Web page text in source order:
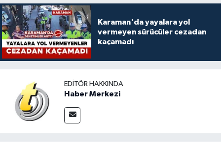
Karaman'da yayalara yol
vermeyen sürücüler cezadan
kaçamadı
EDITÖR HAKKINDA
Haber Merkezi